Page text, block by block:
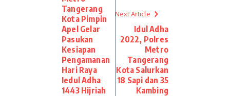
Tangerang
Kota Pimpin
Apel Gelar
Pasukan
Kesiapan
Pengamanan
Hari Raya
Iedul Adha
1443 Hijriah
Next Article
Idul Adha
2022, Polres
Metro
Tangerang
Kota Salurkan
18 Sapi dan 35
Kambing